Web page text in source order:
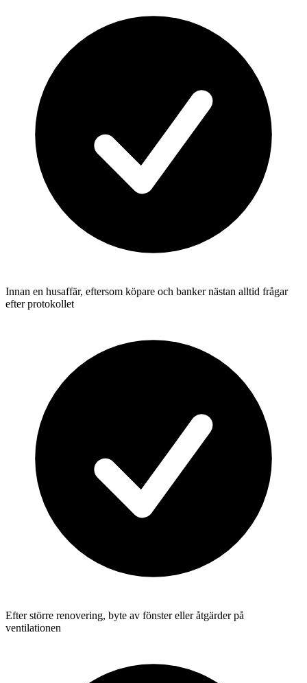
Innan en husaffär, eftersom köpare och banker nästan alltid frågar
efter protokollet
Efter större renovering, byte av fönster eller åtgärder på
ventilationen